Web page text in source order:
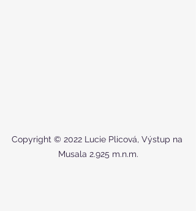
Copyright © 2022 Lucie Plicová, Výstup na
Musala 2.925 m.n.m.